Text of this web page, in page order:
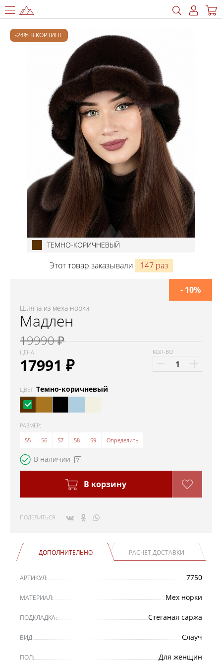
-24% В КОРЗИНЕ
ТЕМНО-КОРИЧНЕВЫЙ
Этот товар заказывали 147 раз
Шляпа из меха норки
Мадлен
19990 ₽
ЦЕНА
17991 ₽
- 10%
КОЛ-ВО
ЦВЕТ: Темно-коричневый
РАЗМЕР:
55
56 57 58 59 Определить
В наличии
В корзину
ПОДЕЛИТЬСЯ
ДОПОЛНИТЕЛЬНО РАСЧЕТ ДОСТАВКИ
АРТИКУЛ: 7750
МАТЕРИАЛ: Мех норки
ПОДКЛАДКА: Стеганая саржа
ВИД: Слауч
ПОЛ: Для женщин